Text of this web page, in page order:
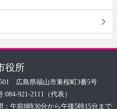
役所
広島県福山市東桜町3番5号
:084-921-2111（代表）
：午前8時30分から午後5時15分まで